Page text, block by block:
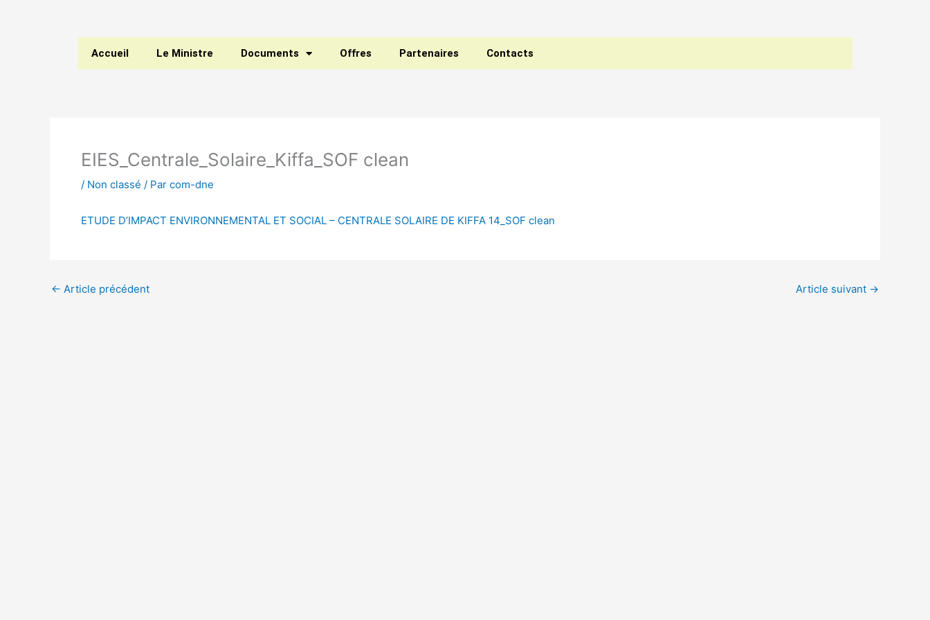
Accueil Le Ministre Documents Offres Partenaires Contacts
EIES_Centrale_Solaire_Kiffa_SOF clean
/ Non classé / Par com-dne
ETUDE D’IMPACT ENVIRONNEMENTAL ET SOCIAL – CENTRALE SOLAIRE DE KIFFA 14_SOF clean
← Article précédent Article suivant →